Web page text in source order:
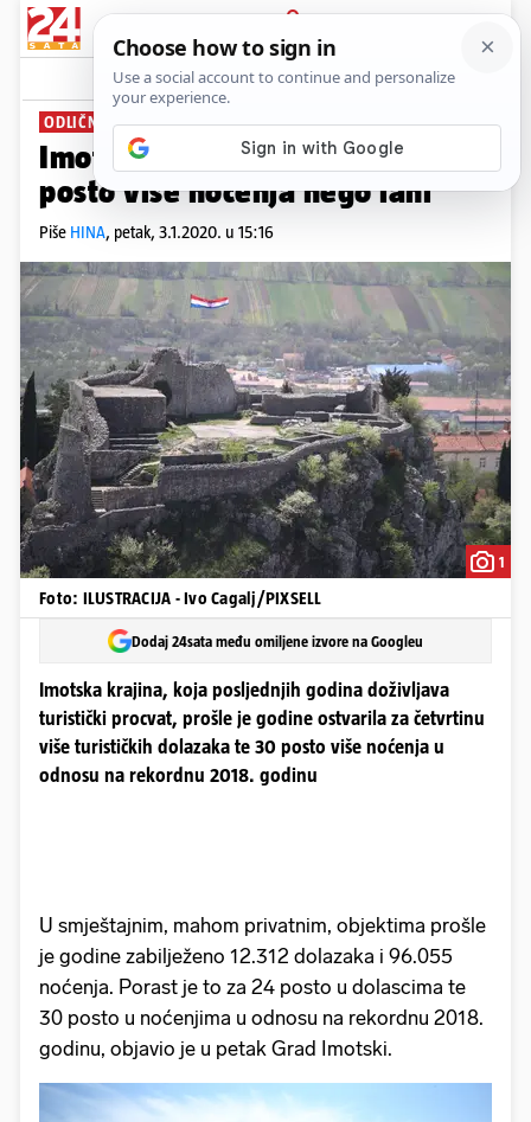
PRIJAVA
News Komentari
ODLIČNA TURISTIČKA GODINA
Imotska Krajina: Ostvarili 30
posto više noćenja nego lani
Piše HINA, petak, 3.1.2020. u 15:16
1
Foto: ILUSTRACIJA - Ivo Cagalj/PIXSELL
Dodaj 24sata među omiljene izvore na Googleu
Imotska krajina, koja posljednjih godina doživljava
turistički procvat, prošle je godine ostvarila za četvrtinu
više turističkih dolazaka te 30 posto više noćenja u
odnosu na rekordnu 2018. godinu
U smještajnim, mahom privatnim, objektima prošle
je godine zabilježeno 12.312 dolazaka i 96.055
noćenja. Porast je to za 24 posto u dolascima te
30 posto u noćenjima u odnosu na rekordnu 2018.
godinu, objavio je u petak Grad Imotski.